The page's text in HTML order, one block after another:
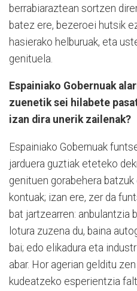
berrabiaraztean sortzen
batez ere, bezeroei hutsik
hasierako helburuak, eta
genituela.
Espainiako Gobernuak
zuenetik sei hilabete
izan dira unerik zailenak?
Espainiako Gobernuak
jarduera guztiak eteteko
genituen gorabehera
kontuak; izan ere, zer da
bat jartzearren: anbulantzia
lotura zuzena du, baina
bai; edo elikadura eta
abar. Hor agerian gelditu
kudeatzeko esperientzia